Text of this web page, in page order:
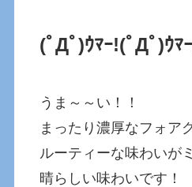
(ﾟДﾟ)ｳﾏｰ!(ﾟДﾟ)ｳﾏ
うま～～い！！
まったり濃厚なフォア
ルーティーな味わいが
晴らしい味わいです！